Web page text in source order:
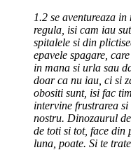
1.2 se aventureaza
regula, isi cam iau
spitalele si din
epavele spagare,
in mana si urla sau
doar ca nu iau, ci si
obositi sunt, isi fac
intervine frustrarea
nostru. Dinozaurul
de toti si tot, face
luna, poate. Si te